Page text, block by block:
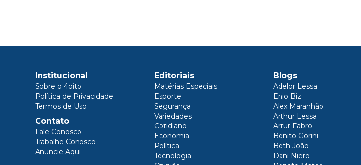
Institucional
Sobre o 4oito
Política de Privacidade
Termos de Uso
Contato
Fale Conosco
Trabalhe Conosco
Anuncie Aqui
Editoriais
Matérias Especiais
Esporte
Segurança
Variedades
Cotidiano
Economia
Política
Tecnologia
Blogs
Adelor Lessa
Enio Biz
Alex Maranhão
Arthur Lessa
Artur Fabro
Benito Gorini
Beth João
Dani Niero